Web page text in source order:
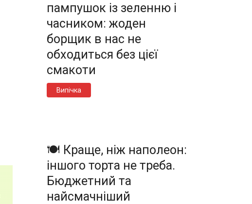
пампушок із зеленню і
часником: жоден
борщик в нас не
обходиться без цієї
смакоти
Випічка
🍽️ Краще, ніж наполеон:
іншого торта не треба.
Бюджетний та
найсмачніший